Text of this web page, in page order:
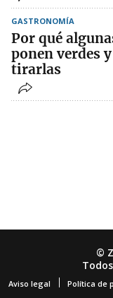
GASTRONOMÍA
Por qué
ponen verdes
tirarlas
©
Aviso legal Política de